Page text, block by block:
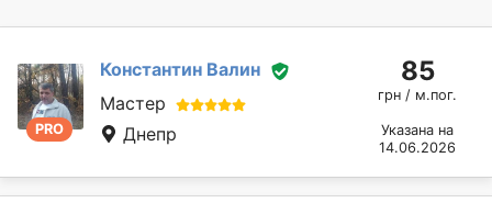
PRO
Константин Валин
Мастер
Днепр
85
грн / м.пог.
Указана на
14.06.2026